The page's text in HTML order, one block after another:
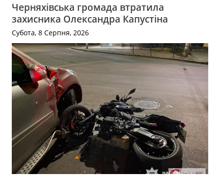
Черняхівська громада втратила
захисника Олександра Капустіна
Субота, 8 Серпня, 2026